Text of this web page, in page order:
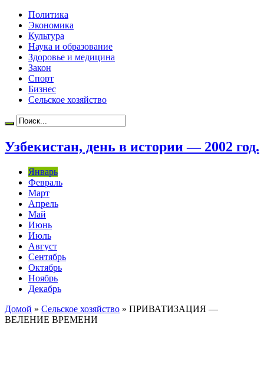
Политика
Экономика
Культура
Наука и образование
Здоровье и медицина
Закон
Спорт
Бизнес
Сельское хозяйство
Узбекистан, день в истории — 2002 год.
Январь
Февраль
Март
Апрель
Май
Июнь
Июль
Август
Сентябрь
Октябрь
Ноябрь
Декабрь
Домой » Сельское хозяйство » ПРИВАТИЗАЦИЯ —
ВЕЛЕНИЕ ВРЕМЕНИ